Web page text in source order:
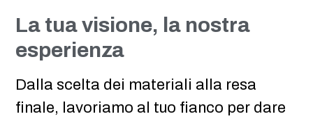
La tua visione, la nostra
esperienza
Dalla scelta dei materiali alla resa
finale, lavoriamo al tuo fianco per dare